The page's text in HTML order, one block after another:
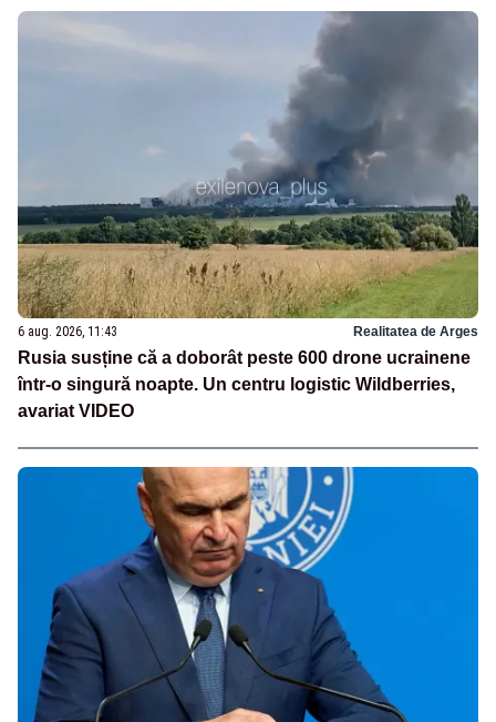
6 aug. 2026, 11:43 Realitatea de Arges
Rusia susține că a doborât peste 600 drone ucrainene
într-o singură noapte. Un centru logistic Wildberries,
avariat VIDEO